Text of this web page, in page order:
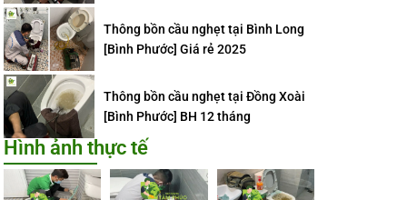
Thông bồn cầu nghẹt tại Bình Long
[Bình Phước] Giá rẻ 2025
Thông bồn cầu nghẹt tại Đồng Xoài
[Bình Phước] BH 12 tháng
Hình ảnh thực tế